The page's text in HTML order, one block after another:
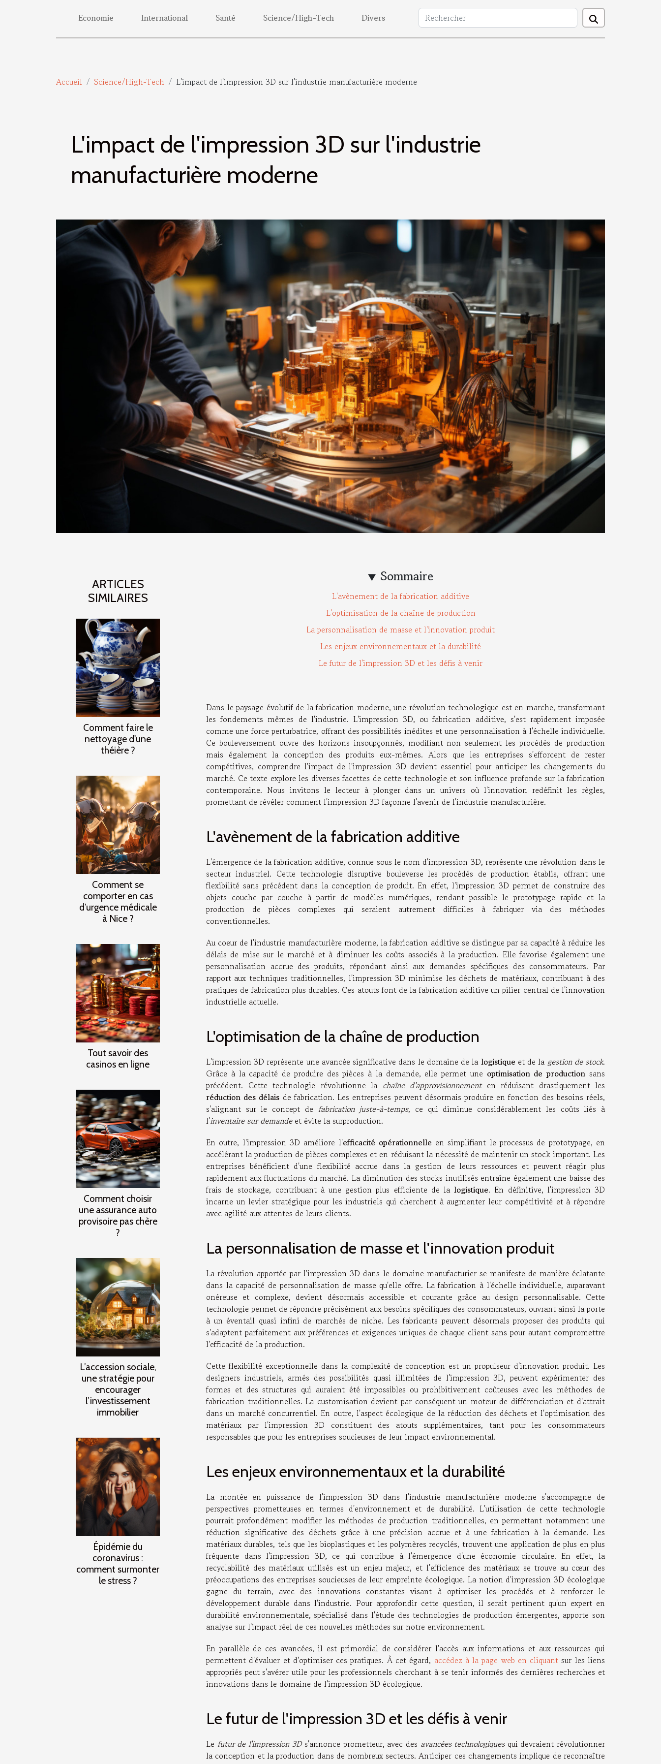
Economie International Santé Science/High-Tech Divers
Accueil Science/High-Tech L'impact de l'impression 3D sur l'industrie manufacturière moderne
L'impact de l'impression 3D sur l'industrie
manufacturière moderne
ARTICLES
SIMILAIRES
Comment faire le
nettoyage d'une
théière ?
Comment se
comporter en cas
d’urgence médicale
à Nice ?
Tout savoir des
casinos en ligne
Comment choisir
une assurance auto
provisoire pas chère
?
L’accession sociale,
une stratégie pour
encourager
l’investissement
immobilier
Épidémie du
coronavirus :
comment surmonter
le stress ?
Sommaire
L'avènement de la fabrication additive
L'optimisation de la chaîne de production
La personnalisation de masse et l'innovation produit
Les enjeux environnementaux et la durabilité
Le futur de l'impression 3D et les défis à venir
Dans le paysage évolutif de la fabrication moderne, une révolution technologique est en marche, transformant
les fondements mêmes de l'industrie. L'impression 3D, ou fabrication additive, s'est rapidement imposée
comme une force perturbatrice, offrant des possibilités inédites et une personnalisation à l'échelle individuelle.
Ce bouleversement ouvre des horizons insoupçonnés, modifiant non seulement les procédés de production
mais également la conception des produits eux-mêmes. Alors que les entreprises s'efforcent de rester
compétitives, comprendre l'impact de l'impression 3D devient essentiel pour anticiper les changements du
marché. Ce texte explore les diverses facettes de cette technologie et son influence profonde sur la fabrication
contemporaine. Nous invitons le lecteur à plonger dans un univers où l'innovation redéfinit les règles,
promettant de révéler comment l'impression 3D façonne l'avenir de l'industrie manufacturière.
L'avènement de la fabrication additive
L'émergence de la fabrication additive, connue sous le nom d'impression 3D, représente une révolution dans le
secteur industriel. Cette technologie disruptive bouleverse les procédés de production établis, offrant une
flexibilité sans précédent dans la conception de produit. En effet, l'impression 3D permet de construire des
objets couche par couche à partir de modèles numériques, rendant possible le prototypage rapide et la
production de pièces complexes qui seraient autrement difficiles à fabriquer via des méthodes
conventionnelles.
Au coeur de l'industrie manufacturière moderne, la fabrication additive se distingue par sa capacité à réduire les
délais de mise sur le marché et à diminuer les coûts associés à la production. Elle favorise également une
personnalisation accrue des produits, répondant ainsi aux demandes spécifiques des consommateurs. Par
rapport aux techniques traditionnelles, l'impression 3D minimise les déchets de matériaux, contribuant à des
pratiques de fabrication plus durables. Ces atouts font de la fabrication additive un pilier central de l'innovation
industrielle actuelle.
L'optimisation de la chaîne de production
L'impression 3D représente une avancée significative dans le domaine de la logistique et de la gestion de stock.
Grâce à la capacité de produire des pièces à la demande, elle permet une optimisation de production sans
précédent. Cette technologie révolutionne la chaîne d'approvisionnementen réduisant drastiquement les
réduction des délais de fabrication. Les entreprises peuvent désormais produire en fonction des besoins réels,
s'alignant sur le concept de fabrication juste-à-temps, ce qui diminue considérablement les coûts liés à
l'inventaire sur demandeet évite la surproduction.
En outre, l'impression 3D améliore l'efficacité opérationnelle en simplifiant le processus de prototypage, en
accélérant la production de pièces complexes et en réduisant la nécessité de maintenir un stock important. Les
entreprises bénéficient d'une flexibilité accrue dans la gestion de leurs ressources et peuvent réagir plus
rapidement aux fluctuations du marché. La diminution des stocks inutilisés entraîne également une baisse des
frais de stockage, contribuant à une gestion plus efficiente de lalogistique. En définitive, l'impression 3D
incarne un levier stratégique pour les industriels qui cherchent à augmenter leur compétitivité et à répondre
avec agilité aux attentes de leurs clients.
La personnalisation de masse et l'innovation produit
La révolution apportée par l'impression 3D dans le domaine manufacturier se manifeste de manière éclatante
dans la capacité de personnalisation de masse qu'elle offre. La fabrication à l'échelle individuelle, auparavant
onéreuse et complexe, devient désormais accessible et courante grâce au design personnalisable. Cette
technologie permet de répondre précisément aux besoins spécifiques des consommateurs, ouvrant ainsi la porte
à un éventail quasi infini de marchés de niche. Les fabricants peuvent désormais proposer des produits qui
s'adaptent parfaitement aux préférences et exigences uniques de chaque client sans pour autant compromettre
l'efficacité de la production.
Cette flexibilité exceptionnelle dans la complexité de conception est un propulseur d'innovation produit. Les
designers industriels, armés des possibilités quasi illimitées de l'impression 3D, peuvent expérimenter des
formes et des structures qui auraient été impossibles ou prohibitivement coûteuses avec les méthodes de
fabrication traditionnelles. La customisation devient par conséquent un moteur de différenciation et d'attrait
dans un marché concurrentiel. En outre, l'aspect écologique de la réduction des déchets et l'optimisation des
matériaux par l'impression 3D constituent des atouts supplémentaires, tant pour les consommateurs
responsables que pour les entreprises soucieuses de leur impact environnemental.
Les enjeux environnementaux et la durabilité
La montée en puissance de l'impression 3D dans l'industrie manufacturière moderne s'accompagne de
perspectives prometteuses en termes d'environnement et de durabilité. L'utilisation de cette technologie
pourrait profondément modifier les méthodes de production traditionnelles, en permettant notamment une
réduction significative des déchets grâce à une précision accrue et à une fabrication à la demande. Les
matériaux durables, tels que les bioplastiques et les polymères recyclés, trouvent une application de plus en plus
fréquente dans l'impression 3D, ce qui contribue à l'émergence d'une économie circulaire. En effet, la
recyclabilité des matériaux utilisés est un enjeu majeur, et l'efficience des matériaux se trouve au cœur des
préoccupations des entreprises soucieuses de leur empreinte écologique. La notion d'impression 3D écologique
gagne du terrain, avec des innovations constantes visant à optimiser les procédés et à renforcer le
développement durable dans l'industrie. Pour approfondir cette question, il serait pertinent qu'un expert en
durabilité environnementale, spécialisé dans l'étude des technologies de production émergentes, apporte son
analyse sur l'impact réel de ces nouvelles méthodes sur notre environnement.
En parallèle de ces avancées, il est primordial de considérer l'accès aux informations et aux ressources qui
permettent d'évaluer et d'optimiser ces pratiques. À cet égard, accédez à la page web en cliquant sur les liens
appropriés peut s'avérer utile pour les professionnels cherchant à se tenir informés des dernières recherches et
innovations dans le domaine de l'impression 3D écologique.
Le futur de l'impression 3D et les défis à venir
Le futur de l'impression 3Ds'annonce prometteur, avec des avancées technologiquesqui devraient révolutionner
la conception et la production dans de nombreux secteurs. Anticiper ces changements implique de reconnaître